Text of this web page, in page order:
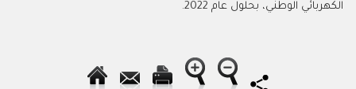
الكهربائي الوطني، بحلول عام 2022.